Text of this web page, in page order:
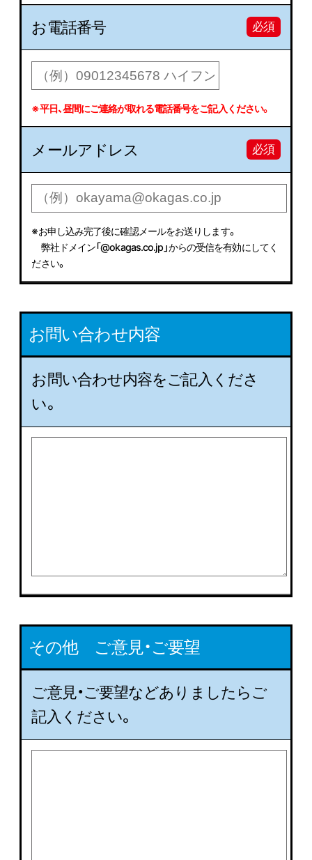
お電話番号 必須
※平日、昼間にご連絡が取れる電話番号をご記入ください。
メールアドレス 必須
※お申し込み完了後に確認メールをお送りします。
弊社ドメイン「@okagas.co.jp」からの受信を有効にしてく
ださい。
お問い合わせ内容
お問い合わせ内容をご記入くださ
い。
その他 ご意見・ご要望
ご意見・ご要望などありましたらご
記入ください。